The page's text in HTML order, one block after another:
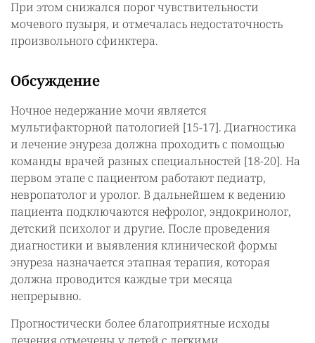
При этом снижался порог чувствительности
мочевого пузыря, и отмечалась недостаточность
произвольного сфинктера.
Обсуждение
Ночное недержание мочи является
мультифакторной патологией [15-17]. Диагностика
и лечение энуреза должна проходить с помощью
команды врачей разных специальностей [18-20]. На
первом этапе с пациентом работают педиатр,
невропатолог и уролог. В дальнейшем к ведению
пациента подключаются нефролог, эндокринолог,
детский психолог и другие. После проведения
диагностики и выявления клинической формы
энуреза назначается этапная терапия, которая
должна проводится каждые три месяца
непрерывно.
Прогностически более благоприятные исходы